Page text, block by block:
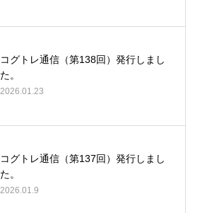
コグトレ通信（第138回）発行しまし
た。
2026.01.23
コグトレ通信（第137回）発行しまし
た。
2026.01.9